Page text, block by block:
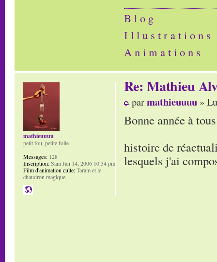
B l o g
I l l u s t r a t i o n s
A n i m a t i o n s
Re: Mathieu
parmathieuuuu »
Bonne année à
histoire de
lesquels j'ai
mathieuuuu
petit fou, petite folle
Messages: 128
Inscription:Sam Jan 14, 2006 10:34 pm
Film d'animation culte:Taram et le
chaudron magique